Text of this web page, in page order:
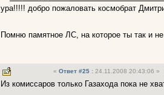
ура!!!!! добро пожаловать космобрат
Помню памятное ЛС, на которое ты так и
« Ответ #25 : 24.11.2008 20:43:06 »
Из комиссаров только Газахода пока не